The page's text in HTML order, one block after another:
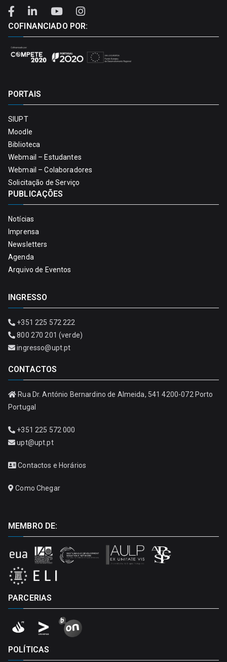
COFINANCIADO POR:
PORTAIS
SIUPT
Moodle
Biblioteca
Webmail – Estudantes
Webmail – Colaboradores
Solicitação de Serviço
PUBLICAÇÕES
Notícias
Imprensa
Newsletters
Agenda
Arquivo de Eventos
INGRESSO
+351 225 572 222
800 270 201 (verde)
ingresso@upt.pt
CONTACTOS
Rua Dr. António Bernardino de Almeida, 541 4200-072 Porto
Portugal
+351 225 572 000
upt@upt.pt
Contactos e Horários
Como Chegar
MEMBRO DE:
PARCERIAS
POLÍTICAS